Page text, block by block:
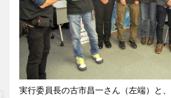
実行委員長の古市昌一さん（左端）と